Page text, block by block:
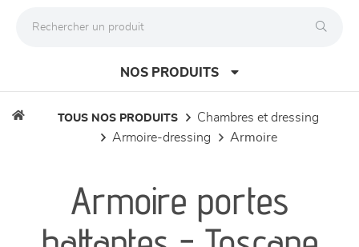
NOS PRODUITS
meubles de complément
TOUS NOS PRODUITS
chambres et dressing
armoire-dressing
armoire
Armoire portes